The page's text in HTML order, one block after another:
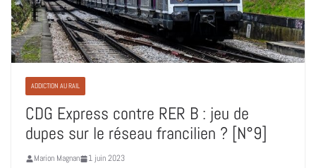
ADDICTION AU RAIL
CDG Express contre RER B : jeu de
dupes sur le réseau francilien ? [N°9]
Marion Magnan 1 juin 2023